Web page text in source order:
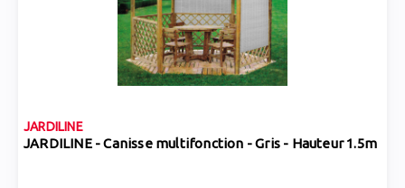
JARDILINE
JARDILINE - Canisse multifonction - Gris - Hauteur 1.5m